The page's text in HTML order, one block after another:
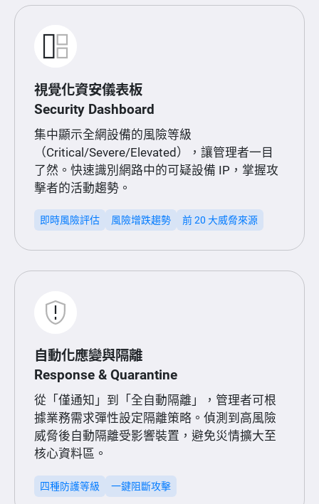
視覺化資安儀表板
Security Dashboard
集中顯示全網設備的風險等級
（Critical/Severe/Elevated），讓管理者一目
了然。快速識別網路中的可疑設備 IP，掌握攻
擊者的活動趨勢。
即時風險評估 風險增跌趨勢 前 20 大威脅來源
自動化應變與隔離
Response & Quarantine
從「僅通知」到「全自動隔離」，管理者可根
據業務需求彈性設定隔離策略。偵測到高風險
威脅後自動隔離受影響裝置，避免災情擴大至
核心資料區。
四種防護等級 一鍵阻斷攻擊